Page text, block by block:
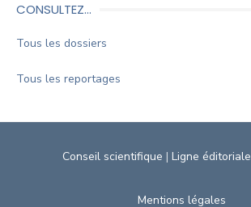
CONSULTEZ…
Tous les dossiers
Tous les reportages
Conseil scientifique | Ligne éditoriale
Mentions légales